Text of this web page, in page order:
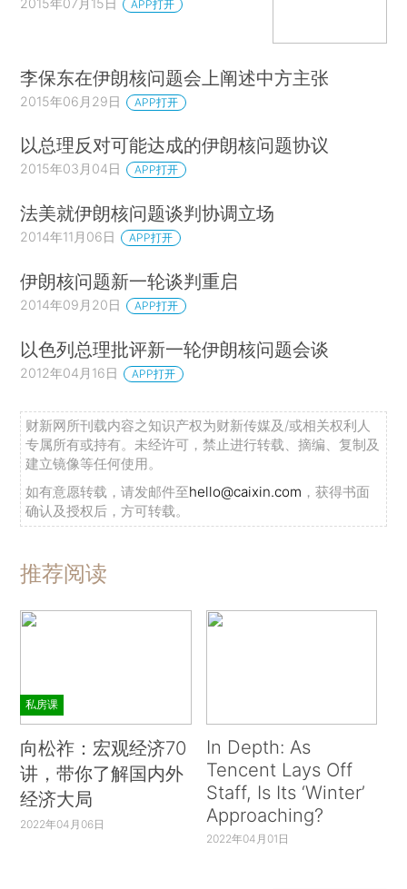
2015年07月15日 APP打开
李保东在伊朗核问题会上阐述中方主张
2015年06月29日 APP打开
以总理反对可能达成的伊朗核问题协议
2015年03月04日 APP打开
法美就伊朗核问题谈判协调立场
2014年11月06日 APP打开
伊朗核问题新一轮谈判重启
2014年09月20日 APP打开
以色列总理批评新一轮伊朗核问题会谈
2012年04月16日 APP打开
财新网所刊载内容之知识产权为财新传媒及/或相关权利人
专属所有或持有。未经许可，禁止进行转载、摘编、复制及
建立镜像等任何使用。
如有意愿转载，请发邮件至hello@caixin.com ，获得书面
确认及授权后，方可转载。
推荐阅读
私房课
向松祚：宏观经济70
讲，带你了解国内外
经济大局
2022年04月06日
In Depth: As
Tencent Lays Off
Staff, Is Its ‘Winter’
Approaching?
2022年04月01日